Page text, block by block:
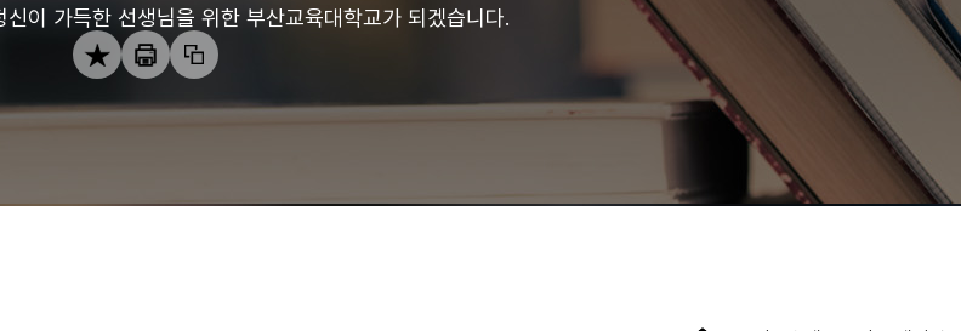
이 가득한 선생님을 위한 부산교육대학교가 되겠습니다.